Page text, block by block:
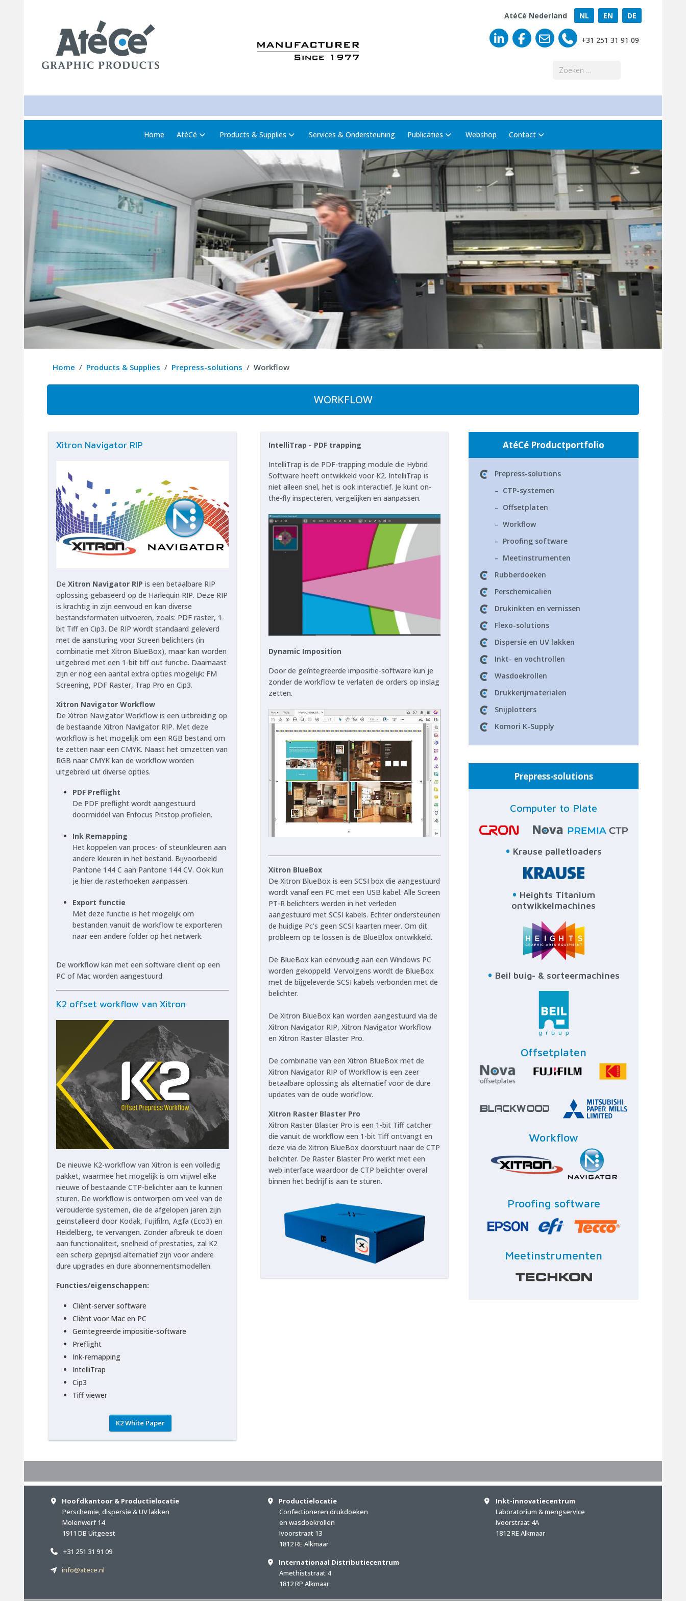
AtéCé Nederland NL EN DE
+31 251 31 91 09
Home AtéCé Products & Supplies Services & Ondersteuning Publicaties Webshop Contact
Home Products & Supplies Prepress-solutions Workflow
WORKFLOW
Xitron Navigator RIP
De Xitron Navigator RIP is een betaalbare RIP
oplossing gebaseerd op de Harlequin RIP. Deze RIP
is krachtig in zijn eenvoud en kan diverse
bestandsformaten uitvoeren, zoals: PDF raster, 1-
bit Tiff en Cip3. De RIP wordt standaard geleverd
met de aansturing voor Screen belichters (in
combinatie met Xitron BlueBox), maar kan worden
uitgebreid met een 1-bit tiff out functie. Daarnaast
zijn er nog een aantal extra opties mogelijk: FM
Screening, PDF Raster, Trap Pro en Cip3.
Xitron Navigator Workflow
De Xitron Navigator Workflow is een uitbreiding op
de bestaande Xitron Navigator RIP. Met deze
workflow is het mogelijk om een RGB bestand om
te zetten naar een CMYK. Naast het omzetten van
RGB naar CMYK kan de workflow worden
uitgebreid uit diverse opties.
PDF Preflight
De PDF preflight wordt aangestuurd
doormiddel van Enfocus Pitstop profielen.
Ink Remapping
Het koppelen van proces- of steunkleuren aan
andere kleuren in het bestand. Bijvoorbeeld
Pantone 144 C aan Pantone 144 CV. Ook kun
je hier de rasterhoeken aanpassen.
Export functie
Met deze functie is het mogelijk om
bestanden vanuit de workflow te exporteren
naar een andere folder op het netwerk.
De workflow kan met een software client op een
PC of Mac worden aangestuurd.
K2 offset workflow van Xitron
De nieuwe K2-workflow van Xitron is een volledig
pakket, waarmee het mogelijk is om vrijwel elke
nieuwe of bestaande CTP-belichter aan te kunnen
sturen. De workflow is ontworpen om veel van de
verouderde systemen, die de afgelopen jaren zijn
geïnstalleerd door Kodak, Fujifilm, Agfa (Eco3) en
Heidelberg, te vervangen. Zonder afbreuk te doen
aan functionaliteit, snelheid of prestaties, zal K2
een scherp geprijsd alternatief zijn voor andere
dure upgrades en dure abonnementsmodellen.
Functies/eigenschappen:
Cliënt-server software
Cliënt voor Mac en PC
Geïntegreerde impositie-software
Preflight
Ink-remapping
IntelliTrap
Cip3
Tiff viewer
K2 White Paper
IntelliTrap - PDF trapping
IntelliTrap is de PDF-trapping module die Hybrid
Software heeft ontwikkeld voor K2. IntelliTrap is
niet alleen snel, het is ook interactief. Je kunt on-
the-fly inspecteren, vergelijken en aanpassen.
Dynamic Imposition
Door de geïntegreerde impositie-software kun je
zonder de workflow te verlaten de orders op inslag
zetten.
Xitron BlueBox
De Xitron BlueBox is een SCSI box die aangestuurd
wordt vanaf een PC met een USB kabel. Alle Screen
PT-R belichters werden in het verleden
aangestuurd met SCSI kabels. Echter ondersteunen
de huidige Pc’s geen SCSI kaarten meer. Om dit
probleem op te lossen is de BlueBlox ontwikkeld.
De BlueBox kan eenvoudig aan een Windows PC
worden gekoppeld. Vervolgens wordt de BlueBox
met de bijgeleverde SCSI kabels verbonden met de
belichter.
De Xitron BlueBox kan worden aangestuurd via de
Xitron Navigator RIP, Xitron Navigator Workflow
en Xitron Raster Blaster Pro.
De combinatie van een Xitron BlueBox met de
Xitron Navigator RIP of Workflow is een zeer
betaalbare oplossing als alternatief voor de dure
updates van de oude workflow.
Xitron Raster Blaster Pro
Xitron Raster Blaster Pro is een 1-bit Tiff catcher
die vanuit de workflow een 1-bit Tiff ontvangt en
deze via de Xitron BlueBox doorstuurt naar de CTP
belichter. De Raster Blaster Pro werkt met een
web interface waardoor de CTP belichter overal
binnen het bedrijf is aan te sturen.
AtéCé Productportfolio
Prepress-solutions
– CTP-systemen
– Offsetplaten
– Workflow
– Proofing software
– Meetinstrumenten
Rubberdoeken
Perschemicaliën
Drukinkten en vernissen
Flexo-solutions
Dispersie en UV lakken
Inkt- en vochtrollen
Wasdoekrollen
Drukkerijmaterialen
Snijplotters
Komori K-Supply
Prepress-solutions
Computer to Plate
• Krause palletloaders
• Heights Titanium
ontwikkelmachines
• Beil buig- & sorteermachines
Offsetplaten
Workflow
Proofing software
Meetinstrumenten
Hoofdkantoor & Productielocatie
Perschemie, dispersie & UV lakken
Molenwerf 14
1911 DB Uitgeest
+31 251 31 91 09
info@atece.nl
Productielocatie
Confectioneren drukdoeken
en wasdoekrollen
Ivoorstraat 13
1812 RE Alkmaar
Internationaal Distributiecentrum
Amethiststraat 4
1812 RP Alkmaar
Inkt-innovatiecentrum
Laboratorium & mengservice
Ivoorstraat 4A
1812 RE Alkmaar